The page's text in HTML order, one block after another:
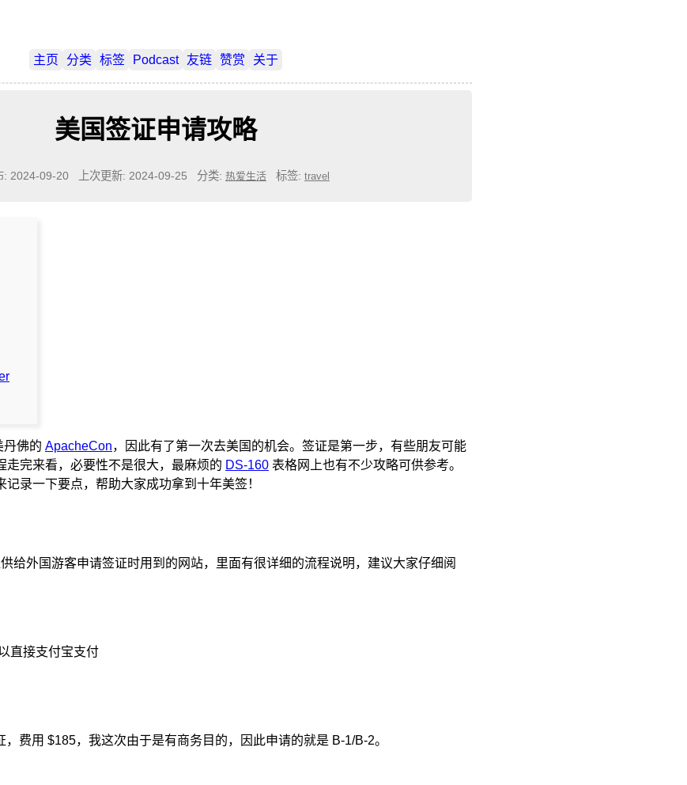
主页 分类 标签 Podcast 友链 赞赏 关于
美国签证申请攻略
: 2024-09-20 上次更新: 2024-09-25 分类: 热爱生活 标签: travel
丹佛的 ApacheCon，因此有了第一次去美国的机会。签证是第一步，有些朋友可能
走完来看，必要性不是很大，最麻烦的 DS-160 表格网上也有不少攻略可供参考。
录一下要点，帮助大家成功拿到十年美签！
给外国游客申请签证时用到的网站，里面有很详细的流程说明，建议大家仔细阅
直接支付宝支付
费用 $185，我这次由于是有商务目的，因此申请的就是 B-1/B-2。